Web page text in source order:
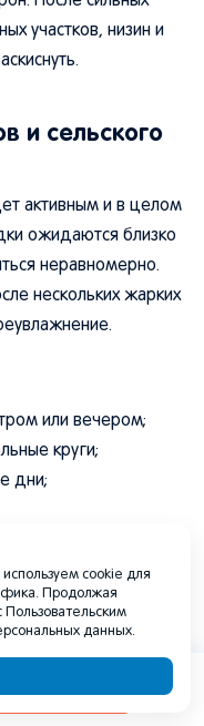
участков, низин и
и сельского
активным и в целом
ожидаются близко
неравномерно.
нескольких жарких
или вечером;
круги;
дни;
периодов;
шквалистым
cookie для
Продолжая
Пользовательским
данных.